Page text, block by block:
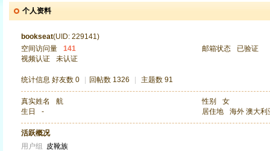
个人资料
bookseat(UID: 229141)
空间访问量
141 邮箱状态
已验证
视频认证
未认证
统计信息 好友数 0 回帖数 1326 主题数 91
真实姓名 航 性别
女
生日
- 居住地 海外 澳大利
活跃概况
用户组 皮靴族